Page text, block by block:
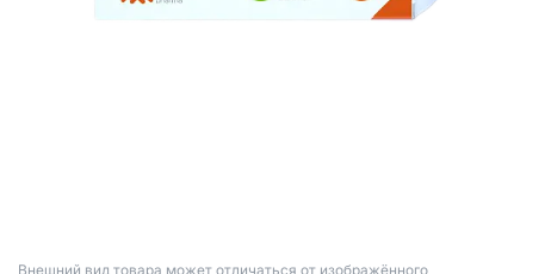
Bнешний вид товара может отличаться от изображённого